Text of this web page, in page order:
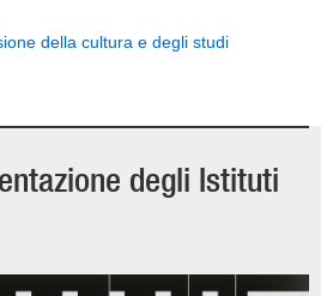
della cultura e degli studi
degli Istituti